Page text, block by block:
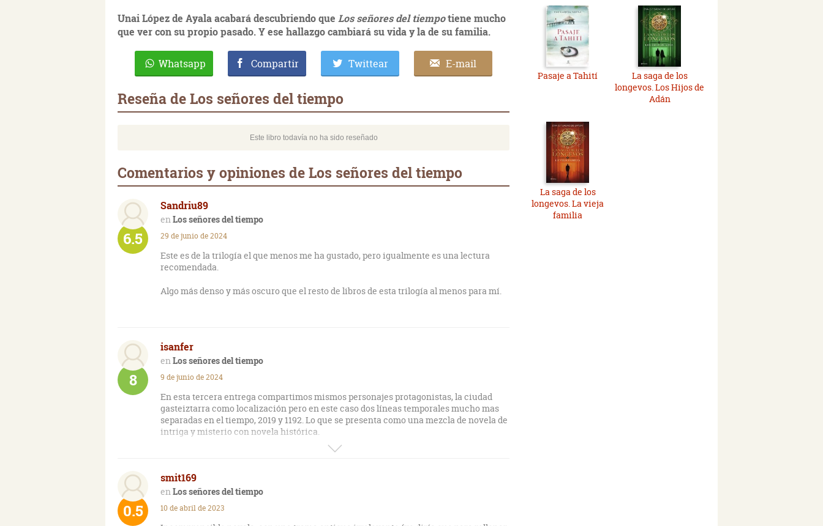
Unai López de Ayala acabará descubriendo que Los señores del tiempotiene mucho
que ver con su propio pasado. Y ese hallazgo cambiará su vida y la de su familia.
Whatsapp Compartir Twittear E-mail
Reseña de Los señores del tiempo
Este libro todavía no ha sido reseñado
Comentarios y opiniones de Los señores del tiempo
Sandriu89
Los señores del tiempo
6.5 29 de junio de 2024
Este es de la trilogía el que menos me ha gustado, pero igualmente es una lectura
recomendada.
Algo más denso y más oscuro que el resto de libros de esta trilogía al menos para mí.
isanfer
Los señores del tiempo
8 9 de junio de 2024
En esta tercera entrega compartimos mismos personajes protagonistas, la ciudad
gasteiztarra como localización pero en este caso dos líneas temporales mucho mas
separadas en el tiempo, 2019 y 1192. Lo que se presenta como una mezcla de novela de
intriga y misterio con novela histórica.
Unai, "Kraken", perfilador dentro del cuerpo de policía, vuelve a investigar un nuevo
crueles. Asesinatos conectados a una sospechosa novela publicada recientemente y
de cuyo autor no tienen conocimiento. En dicha novela se rebelan entre asuntos
concretamente la mosca española, el emparedamiento y el encubamiento. Dichas
smit169
Los señores del tiempo
0.5 10 de abril de 2023
Pasaje a Tahití
La saga de los
longevos. Los Hijos de
Adán
La saga de los
longevos. La vieja
familia